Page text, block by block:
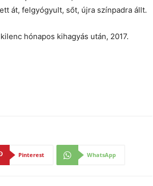
át, felgyógyult, sőt, újra színpadra állt.
hónapos kihagyás után, 2017.
Pinterest WhatsApp